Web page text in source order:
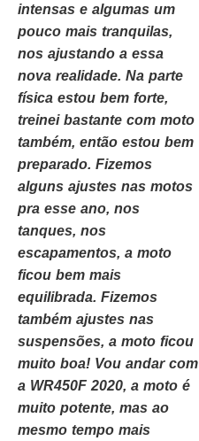
intensas e algumas um
pouco mais tranquilas,
nos ajustando a essa
nova realidade. Na parte
física estou bem forte,
treinei bastante com moto
também, então estou bem
preparado. Fizemos
alguns ajustes nas motos
pra esse ano, nos
tanques, nos
escapamentos, a moto
ficou bem mais
equilibrada. Fizemos
também ajustes nas
suspensões, a moto ficou
muito boa! Vou andar com
a WR450F 2020, a moto é
muito potente, mas ao
mesmo tempo mais